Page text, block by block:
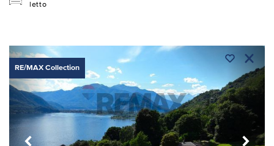
letto
RE/MAX Collection